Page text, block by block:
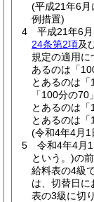
(平成21年6月
例措置)
4
平成21年6
24条第2項及
規定の適用に
あるのは「
とあるのは
「100分の70
とあるのは「
とあるのは「
(令和4年4月1
5
令和4年4月1
という。)の
給料表の4級
は、切替日
表の3級に切